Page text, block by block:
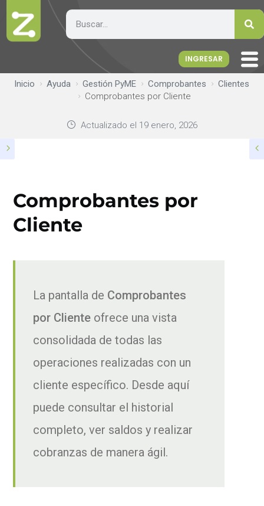
INGRESAR
Inicio Ayuda Gestión PyME Comprobantes
Clientes
Comprobantes por Cliente
Actualizado el 19 enero, 2026
Comprobantes por
Cliente
La pantalla de Comprobantes
por Cliente ofrece una vista
consolidada de todas las
operaciones realizadas con un
cliente específico. Desde aquí
puede consultar el historial
completo, ver saldos y realizar
cobranzas de manera ágil.